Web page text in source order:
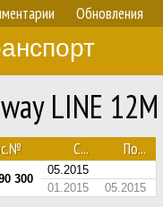
Обновления
LINE
С... По...
300
05.2015
01.2015 05.2015